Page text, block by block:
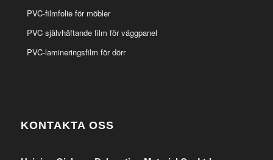
PVC-filmfolie för möbler
PVC självhäftande film för väggpanel
PVC-lamineringsfilm för dörr
KONTAKTA OSS